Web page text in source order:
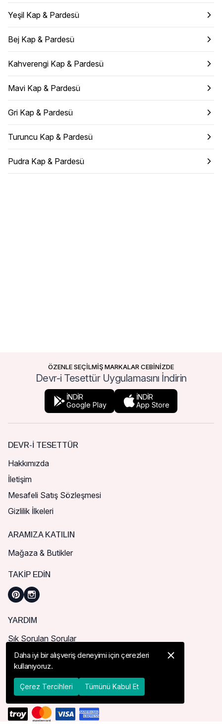
Yeşil Kap & Pardesü
Bej Kap & Pardesü
Kahverengi Kap & Pardesü
Mavi Kap & Pardesü
Gri Kap & Pardesü
Turuncu Kap & Pardesü
Pudra Kap & Pardesü
ÖZENLE SEÇİLMİŞ MARKALAR CEBİNİZDE
Devr-i Tesettür Uygulamasını İndirin
İNDİR
Google Play
İNDİR
App Store
DEVR-I TESETTÜR
Hakkımızda
İletişim
Mesafeli Satış Sözleşmesi
Gizlilik İlkeleri
ARAMIZA KATILIN
Mağaza & Butikler
TAKIP EDIN
YARDIM
Sık Sorulan Sorular
Nasıl Sipariş Verebilirim?
Kargo ve Teslimat
İade, İptal ve Değişim
Daha iyi bir alışveriş deneyimi için çerezleri
kullanıyoruz.
Çerez Tercihleri Tümünü Kabul Et